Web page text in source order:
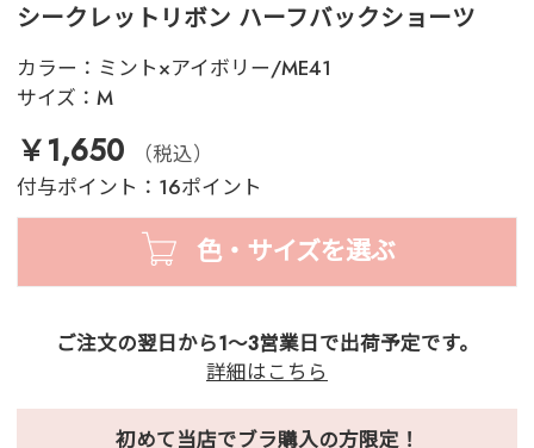
シークレットリボン ハーフバックショーツ
カラー： ミント×アイボリー/ME41
サイズ： M
￥1,650
（税込）
付与ポイント：16ポイント
色・サイズを選ぶ
ご注文の翌日から1～3営業日で出荷予定です。
詳細はこちら
初めて当店でブラ購入の方限定！